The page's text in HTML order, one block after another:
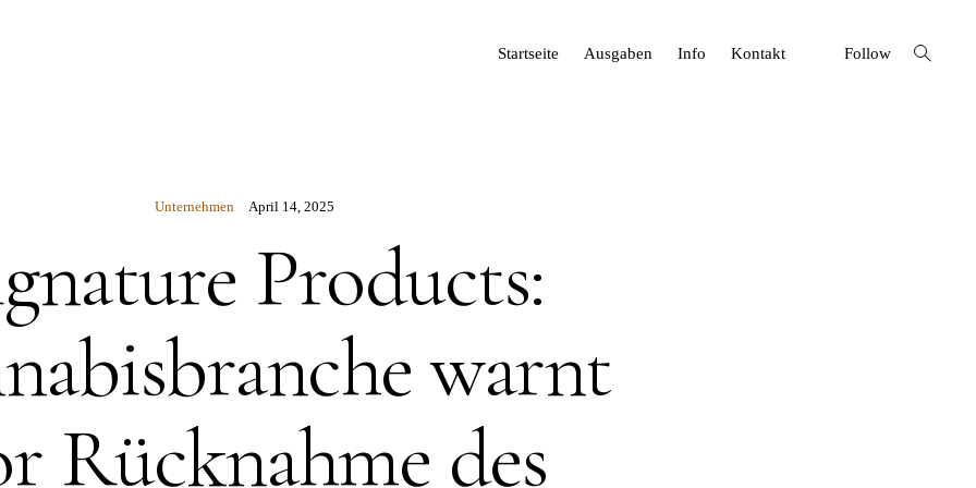
Startseite Ausgaben Info Kontakt Follow
open
search
Unternehmen April 14, 2025
Products:
warnt
Rücknahme des